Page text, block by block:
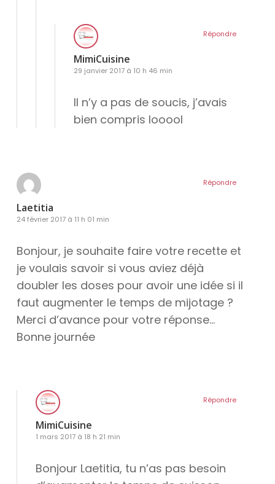
MimiCuisine
29 janvier 2017 à 10 h 46 min
Il n’y a pas de soucis, j’avais
bien compris looool
Répondre
Laetitia
24 février 2017 à 11 h 01 min
Bonjour, je souhaite faire votre recette et
je voulais savoir si vous aviez déjà
doubler les doses pour avoir une idée si il
faut augmenter le temps de mijotage ?
Merci d’avance pour votre réponse…
Bonne journée
Répondre
MimiCuisine
1 mars 2017 à 18 h 21 min
Bonjour Laetitia, tu n’as pas besoin
Répondre